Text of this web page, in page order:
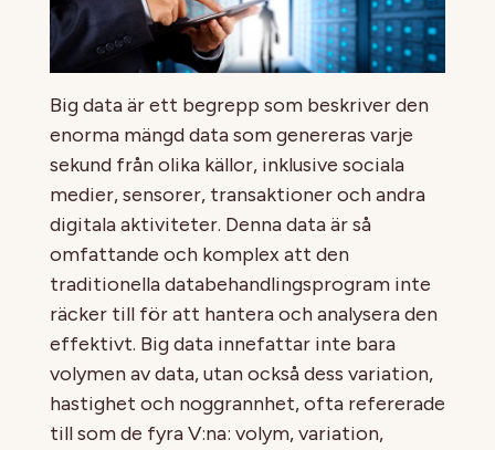
Big data är ett begrepp som beskriver den
enorma mängd data som genereras varje
sekund från olika källor, inklusive sociala
medier, sensorer, transaktioner och andra
digitala aktiviteter. Denna data är så
omfattande och komplex att den
traditionella databehandlingsprogram inte
räcker till för att hantera och analysera den
effektivt. Big data innefattar inte bara
volymen av data, utan också dess variation,
hastighet och noggrannhet, ofta refererade
till som de fyra V:na: volym, variation,